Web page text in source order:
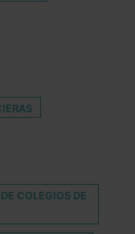
COLEGIOS DE